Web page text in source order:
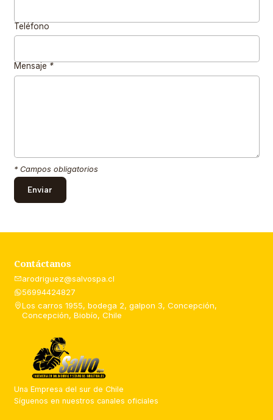
Teléfono
Mensaje *
* Campos obligatorios
Contáctanos
arodriguez@salvospa.cl
56994424827
Los carros 1955, bodega 2, galpon 3, Concepción,
Concepción, Biobío, Chile
Una Empresa del sur de Chile
Síguenos en nuestros canales oficiales